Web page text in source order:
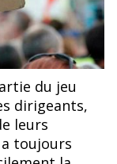
de crise
du jeu
dirigeants,
leurs
toujours